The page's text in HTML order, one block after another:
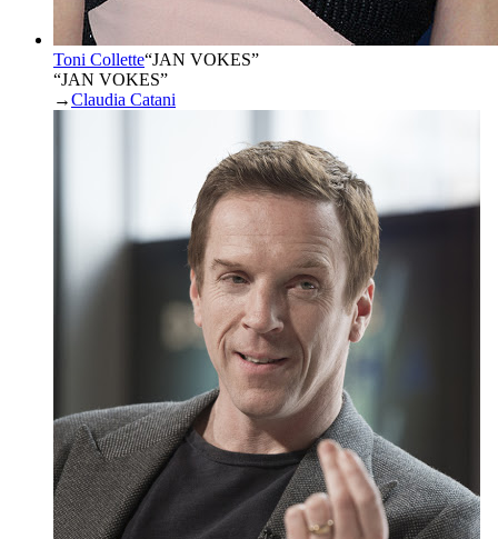
Toni Collette“JAN VOKES”
“JAN VOKES”
→Claudia Catani